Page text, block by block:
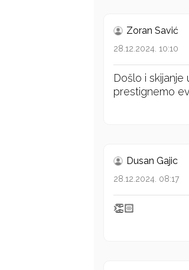
Zoran Savić
28.12.2024. 10:10
Došlo i
prestignemo
Dusan Gajic
28.12.2024. 08:17
👏🏻